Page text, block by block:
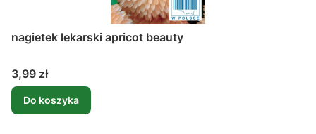
nagietek lekarski apricot beauty
Cena
3,99 zł
Do koszyka